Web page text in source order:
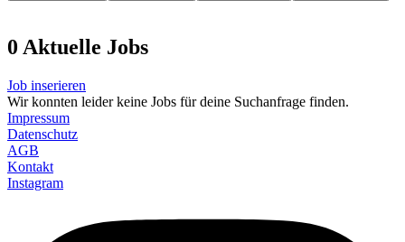
0 Aktuelle Jobs
Job inserieren
Wir konnten leider keine Jobs für deine Suchanfrage finden.
Impressum
Datenschutz
AGB
Kontakt
Instagram